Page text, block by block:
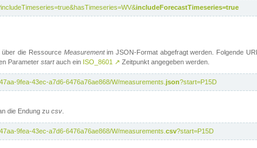
includeForecastTimeseries=true
über die Ressource Measurementim JSON-Format abgefragt werden. Folgende
Parameter startauch ein ISO_8601 ↗ Zeitpunkt angegeben werden.
9fea-43ec-a7d6-6476a76ae868/W/measurements. json?start=P15D
die Endung zu csv
9fea-43ec-a7d6-6476a76ae868/W/measurements. csv?start=P15D